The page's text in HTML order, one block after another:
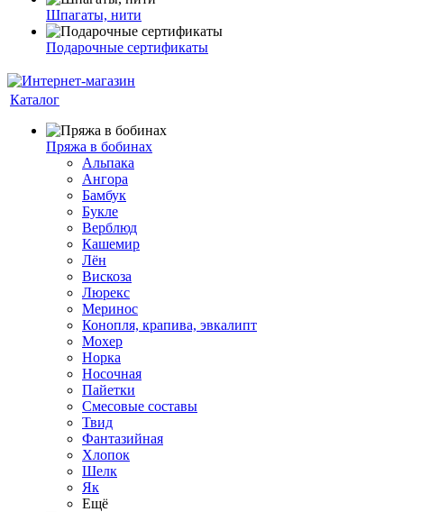
Шпагаты, нити
Подарочные сертификаты
Каталог
Пряжа в бобинах
Альпака
Ангора
Бамбук
Букле
Верблюд
Кашемир
Лён
Вискоза
Люрекс
Меринос
Конопля, крапива, эвкалипт
Мохер
Норка
Носочная
Пайетки
Смесовые составы
Твид
Фантазийная
Хлопок
Шелк
Як
Ещё